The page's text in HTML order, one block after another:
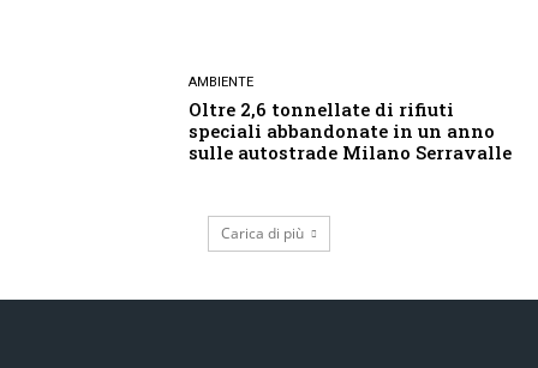
AMBIENTE
Oltre 2,6 tonnellate di rifiuti
speciali abbandonate in un anno
sulle autostrade Milano Serravalle
Carica di più